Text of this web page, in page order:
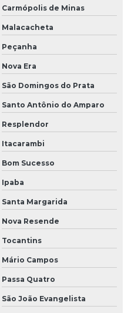
Carmópolis de Minas
Malacacheta
Peçanha
Nova Era
São Domingos do Prata
Santo Antônio do Amparo
Resplendor
Itacarambi
Bom Sucesso
Ipaba
Santa Margarida
Nova Resende
Tocantins
Mário Campos
Passa Quatro
São João Evangelista